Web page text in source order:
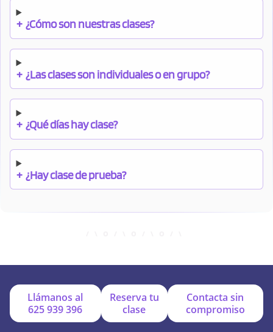
+ ¿Cómo son nuestras clases?
+ ¿Las clases son individuales o en grupo?
+ ¿Qué días hay clase?
+ ¿Hay clase de prueba?
+ ¿Por qué online?
Llámanos al
625 939 396
Reserva tu
clase
Contacta sin
compromiso